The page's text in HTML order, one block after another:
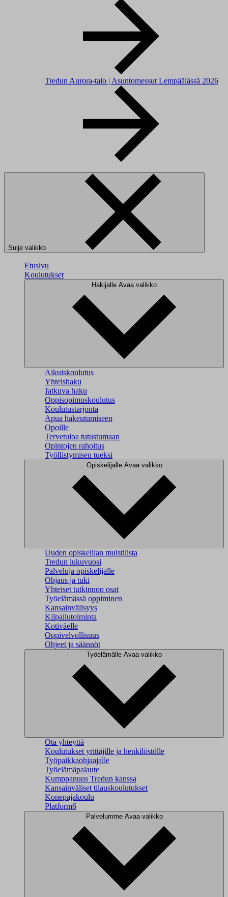
Tredun Aurora-talo | Asuntomessut Lempäälässä 2026
Sulje valikko
Etusivu
Koulutukset
Hakijalle Avaa valikko
Aikuiskoulutus
Yhteishaku
Jatkuva haku
Oppisopimuskoulutus
Koulutustarjonta
Apua hakeutumiseen
Opoille
Tervetuloa tutustumaan
Opintojen rahoitus
Työllistymisen tueksi
Opiskelijalle Avaa valikko
Uuden opiskelijan muistilista
Tredun lukuvuosi
Palveluja opiskelijalle
Ohjaus ja tuki
Yhteiset tutkinnon osat
Työelämässä oppiminen
Kansainvälisyys
Kilpailutoiminta
Kotiväelle
Oppivelvollisuus
Ohjeet ja säännöt
Työelämälle Avaa valikko
Ota yhteyttä
Koulutukset yrittäjille ja henkilöstölle
Työpaikkaohjaajalle
Työelämäpalaute
Kumppanuus Tredun kanssa
Kansainväliset tilauskoulutukset
Konepajakoulu
Platform6
Palvelumme Avaa valikko